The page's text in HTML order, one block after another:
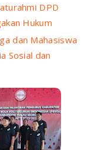
DPD
Hukum
dan Mahasiswa
Sosial dan